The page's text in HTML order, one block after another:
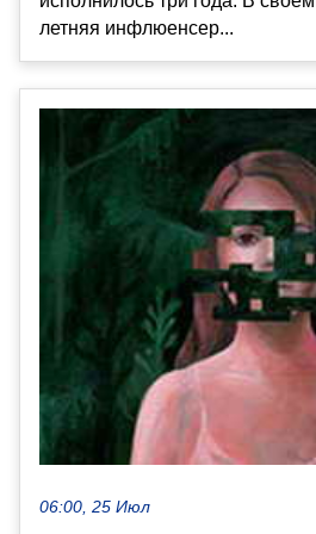
летняя инфлюенсер...
06:00, 25 Июл